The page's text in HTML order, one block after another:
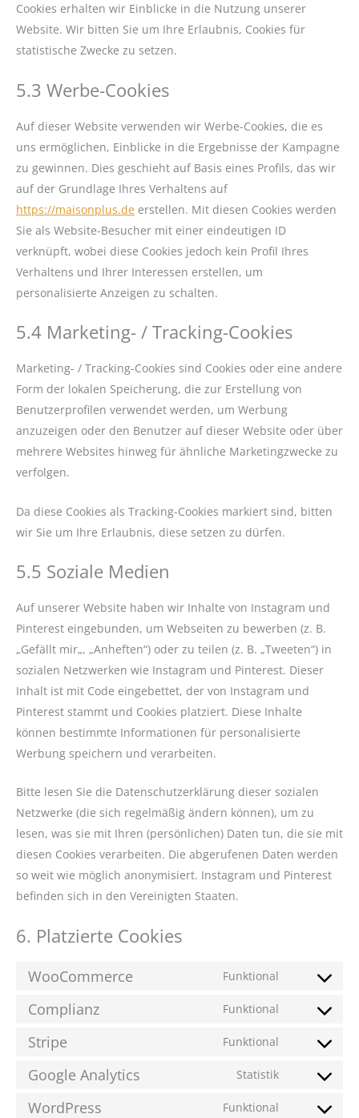
Cookies erhalten wir Einblicke in die Nutzung unserer
Website. Wir bitten Sie um Ihre Erlaubnis, Cookies für
statistische Zwecke zu setzen.
5.3 Werbe-Cookies
Auf dieser Website verwenden wir Werbe-Cookies, die es
uns ermöglichen, Einblicke in die Ergebnisse der Kampagne
zu gewinnen. Dies geschieht auf Basis eines Profils, das wir
auf der Grundlage Ihres Verhaltens auf
https://maisonplus.de erstellen. Mit diesen Cookies werden
Sie als Website-Besucher mit einer eindeutigen ID
verknüpft, wobei diese Cookies jedoch kein Profil Ihres
Verhaltens und Ihrer Interessen erstellen, um
personalisierte Anzeigen zu schalten.
5.4 Marketing- / Tracking-Cookies
Marketing- / Tracking-Cookies sind Cookies oder eine andere
Form der lokalen Speicherung, die zur Erstellung von
Benutzerprofilen verwendet werden, um Werbung
anzuzeigen oder den Benutzer auf dieser Website oder über
mehrere Websites hinweg für ähnliche Marketingzwecke zu
verfolgen.
Da diese Cookies als Tracking-Cookies markiert sind, bitten
wir Sie um Ihre Erlaubnis, diese setzen zu dürfen.
5.5 Soziale Medien
Auf unserer Website haben wir Inhalte von Instagram und
Pinterest eingebunden, um Webseiten zu bewerben (z. B.
„Gefällt mir„, „Anheften“) oder zu teilen (z. B. „Tweeten“) in
sozialen Netzwerken wie Instagram und Pinterest. Dieser
Inhalt ist mit Code eingebettet, der von Instagram und
Pinterest stammt und Cookies platziert. Diese Inhalte
können bestimmte Informationen für personalisierte
Werbung speichern und verarbeiten.
Bitte lesen Sie die Datenschutzerklärung dieser sozialen
Netzwerke (die sich regelmäßig ändern können), um zu
lesen, was sie mit Ihren (persönlichen) Daten tun, die sie mit
diesen Cookies verarbeiten. Die abgerufenen Daten werden
so weit wie möglich anonymisiert. Instagram und Pinterest
befinden sich in den Vereinigten Staaten.
6. Platzierte Cookies
WooCommerce Funktional
Complianz Funktional
Stripe Funktional
Google Analytics Statistik
WordPress Funktional